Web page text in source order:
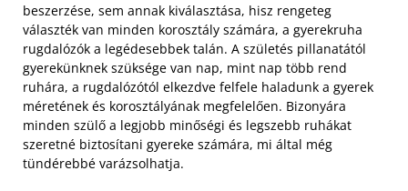
beszerzése, sem annak kiválasztása, hisz rengeteg
választék van minden korosztály számára, a gyerekruha
rugdalózók a legédesebbek talán. A születés pillanatától
gyerekünknek szüksége van nap, mint nap több rend
ruhára, a rugdalózótól elkezdve felfele haladunk a gyerek
méretének és korosztályának megfelelően. Bizonyára
minden szülő a legjobb minőségi és legszebb ruhákat
szeretné biztosítani gyereke számára, mi által még
tündérebbé varázsolhatja.